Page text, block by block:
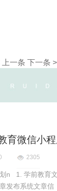
上一条 下一条 >
育微信小
2305
n 1. 学前教育
发布系统文章信